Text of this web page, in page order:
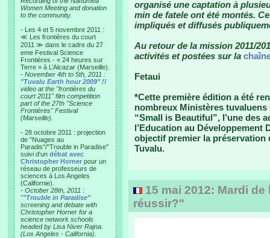
Women Meeting and donation
to the community.
- Les 4 et 5 novembre 2011 :
≪ Les frontières du court
2011 ≫ dans le cadre du 27
eme Festival Science
Frontières - « 24 heures sur
Terre » à L’Alcazar (Marseille).
- November 4th to 5th, 2011 :
"Tuvalu Earth hour 2009" !!
video at the "frontières du
court 2011" film competition
part of the 27th "Science
Frontières" Festival
(Marseille).
- 28 octobre 2011 : projection
de "Nuages au
Paradis"/"Trouble in Paradise"
suivi d'un débat avec
Christopher Horner pour un
réseau de professeurs de
sciences à Los Angeles
(Californie).
- October 28th, 2011 :
""Trouble in Paradise"
screening and debate with
Christopher Horner for a
science network schools
headed by Lisa Niver Rajna.
(Los Angeles - California).
organisé une captation à
min de fatele ont été montés.
impliqués et diffusés
Au retour de la mission 2011/
activités et postées sur la
Fetaui
*Cette première édition a été
nombreux Ministères
“Small is Beautiful”, l’une des
l’Education au Développement
objectif premier la préservation
Tuvalu.
15 mai 2012: Mardi
réussir?"